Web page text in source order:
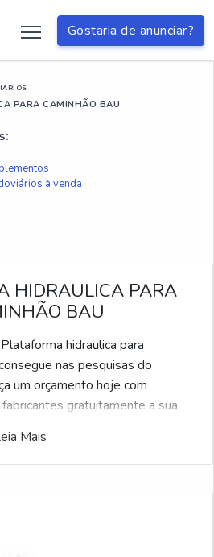
Gostaria de anunciar?
PARA CAMINHÃO BAU
à venda
HIDRAULICA PARA
BAU
hidraulica para
nas pesquisas do
um orçamento hoje com
gratuitamente a sua
Mais